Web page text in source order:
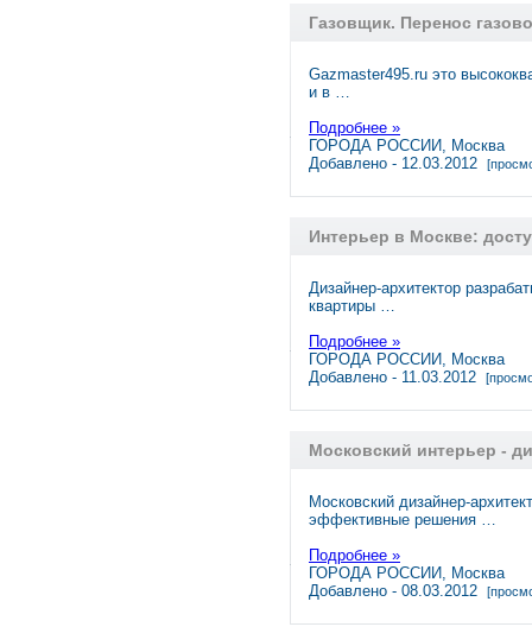
Газовщик. Перенос
Gazmaster495.ru это
и в …
Подробнее »
ГОРОДА РОССИИ, Москва
Добавлено - 12.03.2012
Интерьер в Москве:
Дизайнер-архитектор
квартиры …
Подробнее »
ГОРОДА РОССИИ, Москва
Добавлено - 11.03.2012
Московский интерьер -
Московский дизайнер-
эффективные решения …
Подробнее »
ГОРОДА РОССИИ, Москва
Добавлено - 08.03.2012